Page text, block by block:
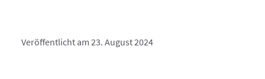
Veröffentlicht am 23. August 2024